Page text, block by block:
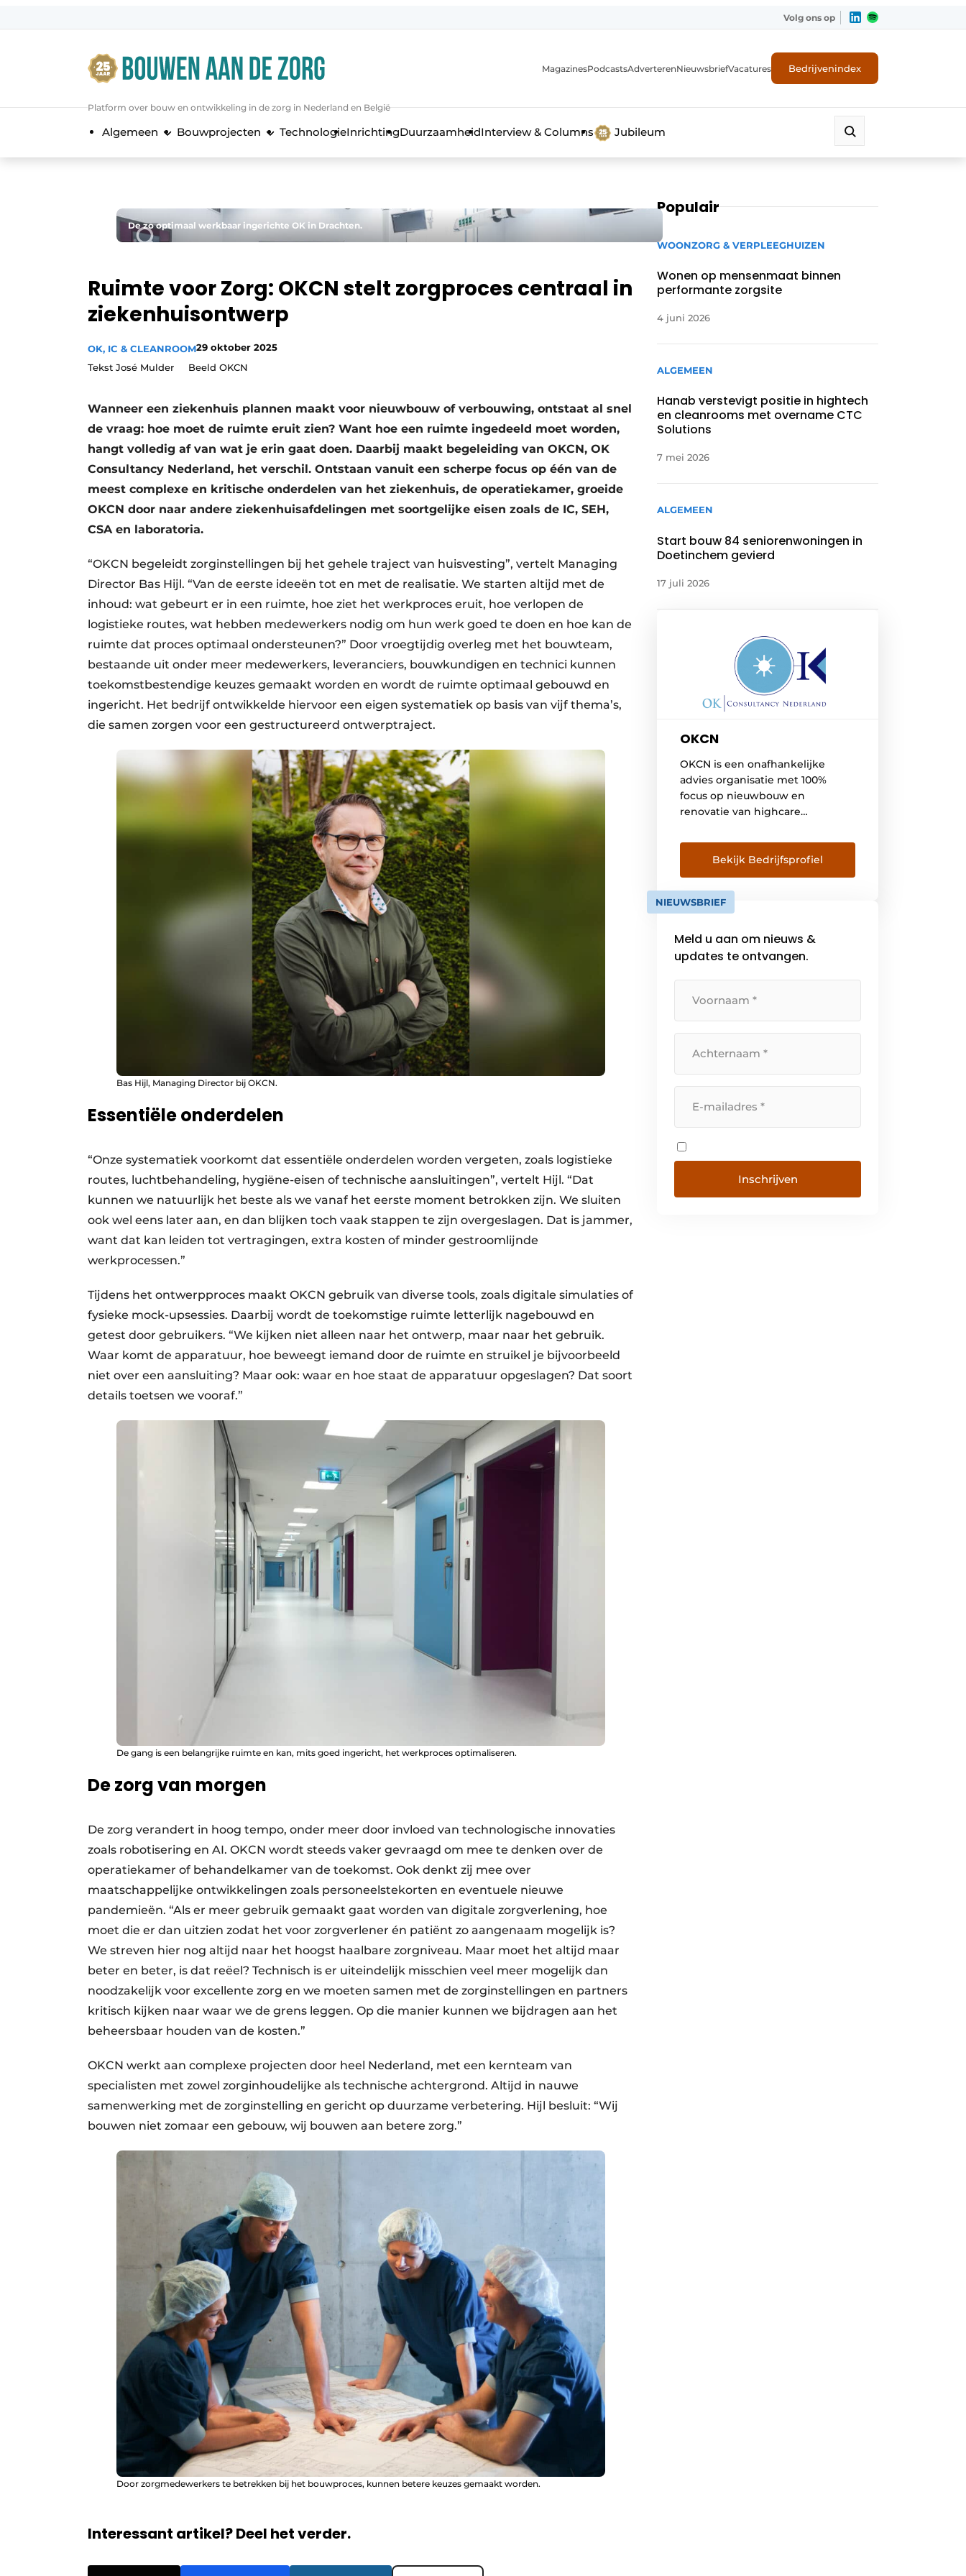
Algemene voorwaarden
Jubileumboek
Nieuwsbrief
Podcasts
Vacature aanmelden
Video’s
Volg ons op
Platform over bouw en ontwikkeling in de zorg in Nederland en België
MagazinesPodcastsAdverterenNieuwsbriefVacatures Bedrijvenindex
Algemeen Bouwprojecten TechnologieInrichtingDuurzaamheidInterview & Columns Jubileum
De zo optimaal werkbaar ingerichte OK in Drachten.
Ruimte voor Zorg: OKCN stelt zorgproces centraal in
ziekenhuisontwerp
OK, IC & CLEANROOM29 oktober 2025
Tekst José Mulder Beeld OKCN
Wanneer een ziekenhuis plannen maakt voor nieuwbouw of verbouwing, ontstaat al snel
de vraag: hoe moet de ruimte eruit zien? Want hoe een ruimte ingedeeld moet worden,
hangt volledig af van wat je erin gaat doen. Daarbij maakt begeleiding van OKCN, OK
Consultancy Nederland, het verschil. Ontstaan vanuit een scherpe focus op één van de
meest complexe en kritische onderdelen van het ziekenhuis, de operatiekamer, groeide
OKCN door naar andere ziekenhuisafdelingen met soortgelijke eisen zoals de IC, SEH,
CSA en laboratoria.
“OKCN begeleidt zorginstellingen bij het gehele traject van huisvesting”, vertelt Managing
Director Bas Hijl. “Van de eerste ideeën tot en met de realisatie. We starten altijd met de
inhoud: wat gebeurt er in een ruimte, hoe ziet het werkproces eruit, hoe verlopen de
logistieke routes, wat hebben medewerkers nodig om hun werk goed te doen en hoe kan de
ruimte dat proces optimaal ondersteunen?” Door vroegtijdig overleg met het bouwteam,
bestaande uit onder meer medewerkers, leveranciers, bouwkundigen en technici kunnen
toekomstbestendige keuzes gemaakt worden en wordt de ruimte optimaal gebouwd en
ingericht. Het bedrijf ontwikkelde hiervoor een eigen systematiek op basis van vijf thema’s,
die samen zorgen voor een gestructureerd ontwerptraject.
Bas Hijl, Managing Director bij OKCN.
Essentiële onderdelen
“Onze systematiek voorkomt dat essentiële onderdelen worden vergeten, zoals logistieke
routes, luchtbehandeling, hygiëne-eisen of technische aansluitingen”, vertelt Hijl. “Dat
kunnen we natuurlijk het beste als we vanaf het eerste moment betrokken zijn. We sluiten
ook wel eens later aan, en dan blijken toch vaak stappen te zijn overgeslagen. Dat is jammer,
want dat kan leiden tot vertragingen, extra kosten of minder gestroomlijnde
werkprocessen.”
Tijdens het ontwerpproces maakt OKCN gebruik van diverse tools, zoals digitale simulaties of
fysieke mock-upsessies. Daarbij wordt de toekomstige ruimte letterlijk nagebouwd en
getest door gebruikers. “We kijken niet alleen naar het ontwerp, maar naar het gebruik.
Waar komt de apparatuur, hoe beweegt iemand door de ruimte en struikel je bijvoorbeeld
niet over een aansluiting? Maar ook: waar en hoe staat de apparatuur opgeslagen? Dat soort
details toetsen we vooraf.”
De gang is een belangrijke ruimte en kan, mits goed ingericht, het werkproces optimaliseren.
De zorg van morgen
De zorg verandert in hoog tempo, onder meer door invloed van technologische innovaties
zoals robotisering en AI. OKCN wordt steeds vaker gevraagd om mee te denken over de
operatiekamer of behandelkamer van de toekomst. Ook denkt zij mee over
maatschappelijke ontwikkelingen zoals personeelstekorten en eventuele nieuwe
pandemieën. “Als er meer gebruik gemaakt gaat worden van digitale zorgverlening, hoe
moet die er dan uitzien zodat het voor zorgverlener én patiënt zo aangenaam mogelijk is?
We streven hier nog altijd naar het hoogst haalbare zorgniveau. Maar moet het altijd maar
beter en beter, is dat reëel? Technisch is er uiteindelijk misschien veel meer mogelijk dan
noodzakelijk voor excellente zorg en we moeten samen met de zorginstellingen en partners
kritisch kijken naar waar we de grens leggen. Op die manier kunnen we bijdragen aan het
beheersbaar houden van de kosten.”
OKCN werkt aan complexe projecten door heel Nederland, met een kernteam van
specialisten met zowel zorginhoudelijke als technische achtergrond. Altijd in nauwe
samenwerking met de zorginstelling en gericht op duurzame verbetering. Hijl besluit: “Wij
bouwen niet zomaar een gebouw, wij bouwen aan betere zorg.”
Door zorgmedewerkers te betrekken bij het bouwproces, kunnen betere keuzes gemaakt worden.
Interessant artikel? Deel het verder.
Populair
WOONZORG & VERPLEEGHUIZEN
Wonen op mensenmaat binnen
performante zorgsite
4 juni 2026
ALGEMEEN
Hanab verstevigt positie in hightech
en cleanrooms met overname CTC
Solutions
7 mei 2026
ALGEMEEN
Start bouw 84 seniorenwoningen in
Doetinchem gevierd
17 juli 2026
OKCN
OKCN is een onafhankelijke
advies organisatie met 100%
focus op nieuwbouw en
renovatie van highcare
en buitenlandse
gezondheidszorg. Ons team van
adviseurs spreekt de taal van de
werkvloer en vormt de brug van
de gebruiker naar ontwerp en
Open Kennis Communicatief No
nonsens mentaliteit
Bekijk Bedrijfsprofiel
NIEUWSBRIEF
Meld u aan om nieuws &
updates te ontvangen.